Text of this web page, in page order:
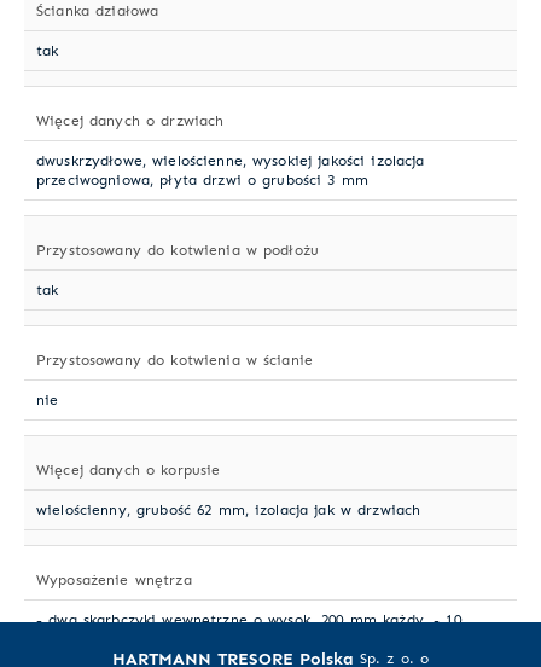
Ścianka działowa
tak
Więcej danych o drzwiach
dwuskrzydłowe, wielościenne, wysokiej jakości izolacja
przeciwogniowa, płyta drzwi o grubości 3 mm
Przystosowany do kotwienia w podłożu
tak
Przystosowany do kotwienia w ścianie
nie
Więcej danych o korpusie
wielościenny, grubość 62 mm, izolacja jak w drzwiach
Wyposażenie wnętrza
- dwa skarbczyki wewnętrzne o wysok. 200 mm każdy, - 10
4 zawieszane po stronie prawej
HARTMANN TRESORE Polska Sp. z o. o